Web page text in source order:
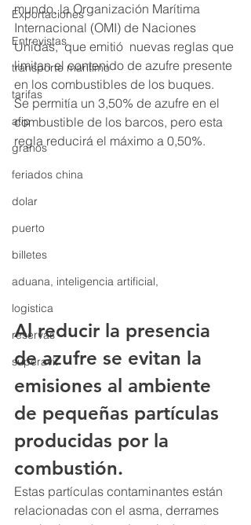
Exportaciones
Entrevistas
transporte marítimo
tarifas
afip
granos
feriados china
dolar
puerto
billetes
aduana, inteligencia artificial,
logistica
reservas
superavit
mundo, la Organización Marítima
Internacional (OMI) de Naciones
Unidas,  que emitió  nuevas reglas que
limitan el contenido de azufre presente
en los combustibles de los buques.
Se permitía un 3,50% de azufre en el
combustible de los barcos, pero esta
regla reducirá el máximo a 0,50%.
Al reducir la presencia
de azufre se evitan la
emisiones al ambiente
de pequeñas partículas
producidas por la
combustión.
Estas partículas contaminantes están
relacionadas con el asma, derrames